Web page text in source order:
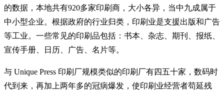
的数据，本地共有920多家印刷商，大小各异，当中九成属于
中小型企业。根据政府的行业归类，印刷业是支援出版和广告
等工业。一些常见的印刷品包括：书本、杂志、期刊、报纸、
宣传手册、日历、广告、名片等。
与 Unique Press 印刷厂规模类似的印刷厂有四五十家，数码时
代到来，再加上两年多的冠病爆发，使印刷业经营者苟延残